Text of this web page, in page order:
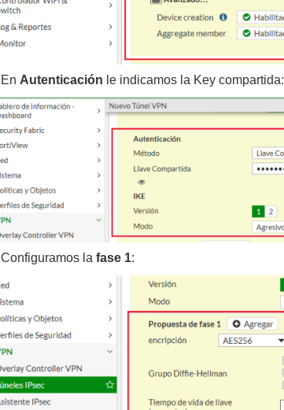
En Autenticación le indicamos la Key compartida:
Configuramos la fase 1: